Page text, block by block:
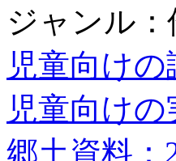
ジャンル：
児童向け
児童向け
郷土資料：